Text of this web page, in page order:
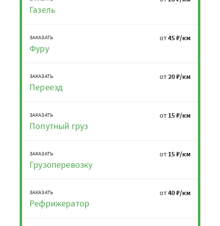
Газель
ЗАКАЗАТЬ
Фуру
от45 ₽/км
ЗАКАЗАТЬ
Переезд
от20 ₽/км
ЗАКАЗАТЬ
Попутный груз
от 15 ₽/км
ЗАКАЗАТЬ
Грузоперевозку
от 15 ₽/км
ЗАКАЗАТЬ
Рефрижератор
от40 ₽/км